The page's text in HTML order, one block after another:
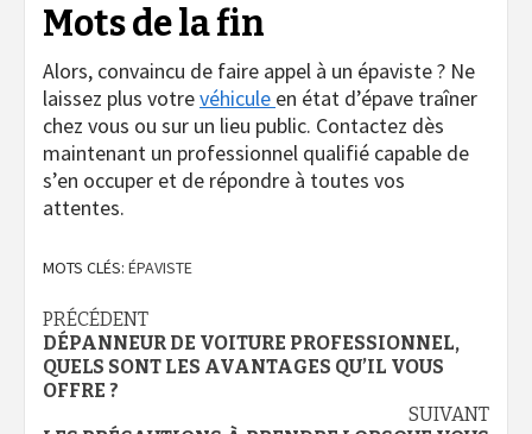
Mots de la fin
Alors, convaincu de faire appel à un épaviste ? Ne
laissez plus votrevéhicule en état d’épave traîner
chez vous ou sur un lieu public. Contactez dès
maintenant un professionnel qualifié capable de
s’en occuper et de répondre à toutes vos
attentes.
MOTS CLÉS: ÉPAVISTE
Navigation
d’article
PRÉCÉDENT
DÉPANNEUR DE VOITURE PROFESSIONNEL,
QUELS SONT LES AVANTAGES QU’IL VOUS
OFFRE ?
SUIVANT